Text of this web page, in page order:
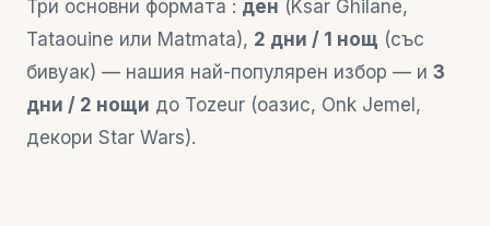
Три основни формата : ден (Ksar Ghilane,
Tataouine или Matmata), 2 дни / 1 нощ (със
бивуак) — нашия най-популярен избор — и 3
дни / 2 нощи до Tozeur (оазис, Onk Jemel,
декори Star Wars).